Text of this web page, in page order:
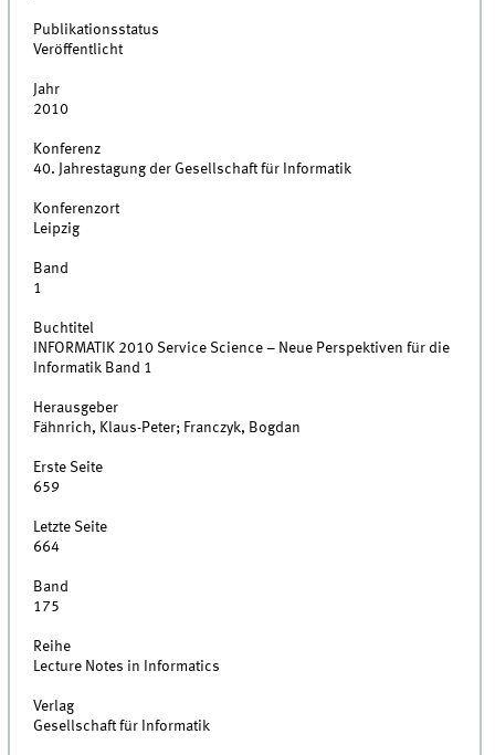
Publikationsstatus
Veröffentlicht
Jahr
2010
Konferenz
40. Jahrestagung der Gesellschaft für Informatik
Konferenzort
Leipzig
Band
1
Buchtitel
INFORMATIK 2010 Service Science – Neue Perspektiven für die
Informatik Band 1
Herausgeber
Fähnrich, Klaus-Peter; Franczyk, Bogdan
Erste Seite
659
Letzte Seite
664
Band
175
Reihe
Lecture Notes in Informatics
Verlag
Gesellschaft für Informatik